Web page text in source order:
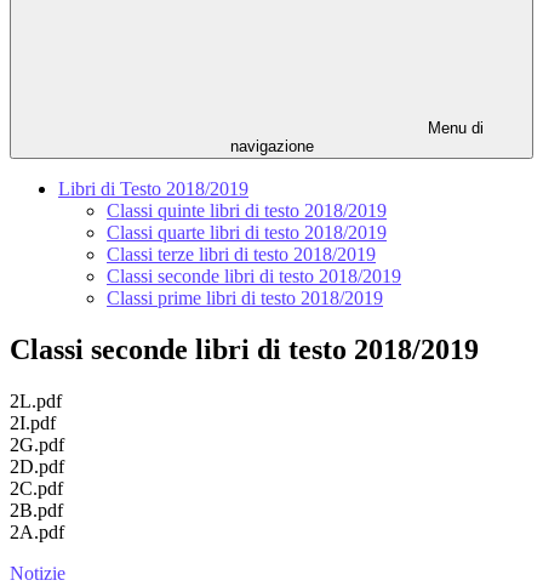
Menu di
navigazione
Libri di Testo 2018/2019
Classi quinte libri di testo 2018/2019
Classi quarte libri di testo 2018/2019
Classi terze libri di testo 2018/2019
Classi seconde libri di testo 2018/2019
Classi prime libri di testo 2018/2019
Classi seconde libri di testo 2018/2019
2L.pdf
2I.pdf
2G.pdf
2D.pdf
2C.pdf
2B.pdf
2A.pdf
Notizie